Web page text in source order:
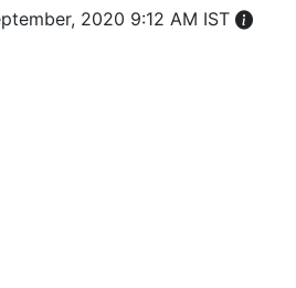
2020 9:12 AM IST